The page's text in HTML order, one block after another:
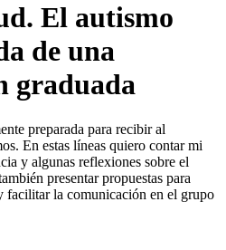
El autismo
de una
graduada
preparada para recibir al
En estas líneas quiero contar mi
y algunas reflexiones sobre el
presentar propuestas para
facilitar la comunicación en el grupo